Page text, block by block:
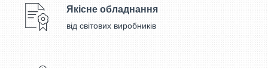
Якісне обладнання
від світових виробників